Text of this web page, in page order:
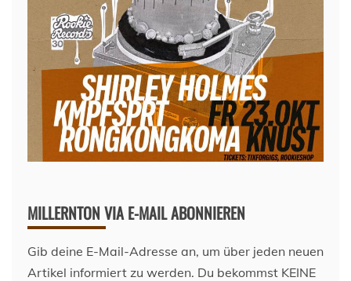
MILLERNTON VIA E-MAIL ABONNIEREN
Gib deine E-Mail-Adresse an, um über jeden neuen
Artikel informiert zu werden. Du bekommst KEINE